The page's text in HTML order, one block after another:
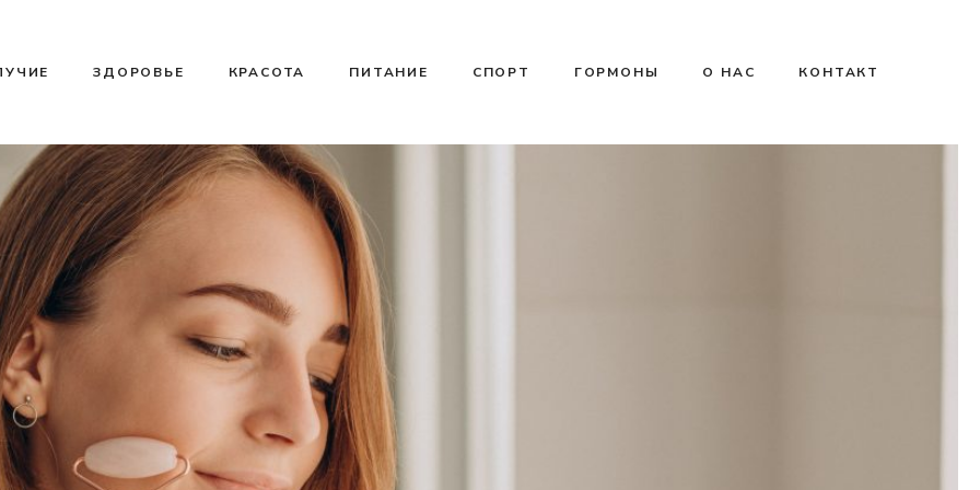
ЗДОРОВЬЕ КРАСОТА ПИТАНИЕ СПОРТ ГОРМОНЫ О НАС КОНТАКТ